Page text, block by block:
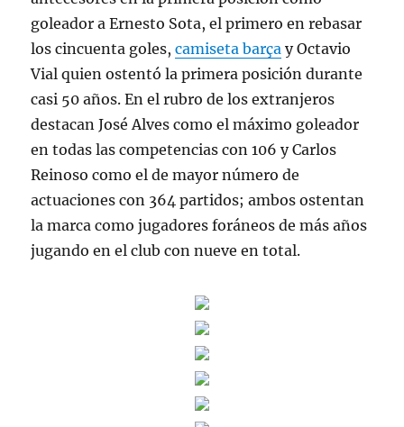
goleador a Ernesto Sota, el primero en rebasar
los cincuenta goles,camiseta barça y Octavio
Vial quien ostentó la primera posición durante
casi 50 años. En el rubro de los extranjeros
destacan José Alves como el máximo goleador
en todas las competencias con 106 y Carlos
Reinoso como el de mayor número de
actuaciones con 364 partidos; ambos ostentan
la marca como jugadores foráneos de más años
jugando en el club con nueve en total.